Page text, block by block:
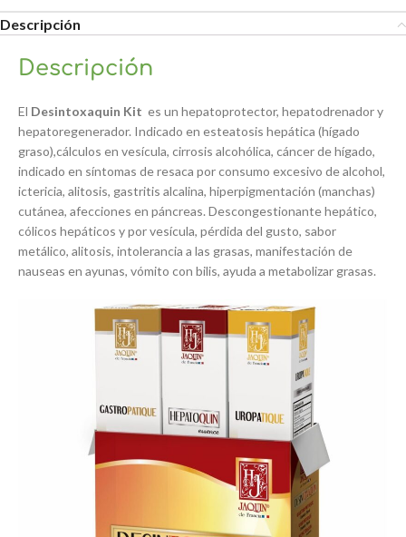
boca hasta el ano, ayudando a
cicatrizar, regenerar tejidos
de alimentos, esquema de
tratamiento en cuadros de
diferentes tipos de alimentos.
Descripción
Descripción
El Desintoxaquin Kit es un hepatoprotector, hepatodrenador y
hepatoregenerador. Indicado en esteatosis hepática (hígado
graso),cálculos en vesícula, cirrosis alcohólica, cáncer de hígado,
indicado en síntomas de resaca por consumo excesivo de alcohol,
ictericia, alitosis, gastritis alcalina, hiperpigmentación (manchas)
cutánea, afecciones en páncreas. Descongestionante hepático,
cólicos hepáticos y por vesícula, pérdida del gusto, sabor
metálico, alitosis, intolerancia a las grasas, manifestación de
nauseas en ayunas, vómito con bilis, ayuda a metabolizar grasas.